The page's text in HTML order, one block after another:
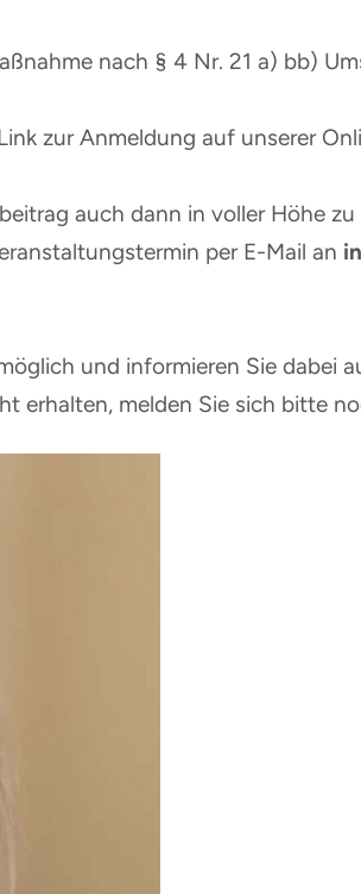
nach § 4 Nr. 21 a) bb)
zur Anmeldung auf unserer
auch dann in voller Höhe
per E-Mail an
und informieren Sie dabei
erhalten, melden Sie sich bitte